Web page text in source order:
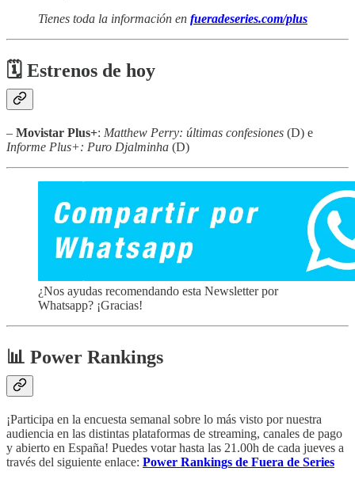
Tienes toda la información en fueradeseries.com/plus
🗓 Estrenos de hoy
– Movistar Plus+: Matthew Perry: últimas confesiones (D) e
Informe Plus+: Puro Djalminha (D)
¿Nos ayudas recomendando esta Newsletter por
Whatsapp? ¡Gracias!
📊 Power Rankings
¡Participa en la encuesta semanal sobre lo más visto por nuestra
audiencia en las distintas plataformas de streaming, canales de pago
y abierto en España! Puedes votar hasta las 21.00h de cada jueves a
través del siguiente enlace: Power Rankings de Fuera de Series